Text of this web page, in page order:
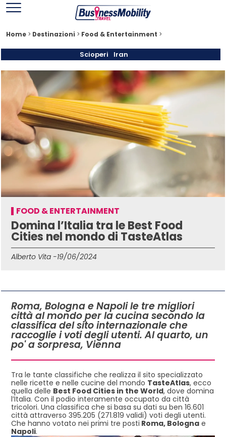
Home > Destinazioni > Food & Entertainment >
Scioperi Iran
FOOD & ENTERTAINMENT
Domina l’Italia tra le Best Food
Cities nel mondo di TasteAtlas
Alberto Vita -19/06/2024
Roma, Bologna e Napoli le tre migliori
città al mondo per la cucina secondo la
classifica del sito internazionale che
raccoglie i voti degli utenti. Al quarto, un
po' a sorpresa, Vienna
Tra le tante classifiche che realizza il sito specializzato
nelle ricette e nelle cucine del mondo TasteAtlas, ecco
quella delle Best Food Cities in the World, dove domina
l’Italia. Con il podio interamente occupato da città
tricolori. Una classifica che si basa su dati su ben 16.601
città attraverso 395.205 (271.819 validi) voti degli utenti.
Che hanno votato nei primi tre posti Roma, Bologna e
Napoli.